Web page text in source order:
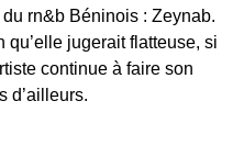
rn&b Béninois : Zeynab.
qu’elle jugerait flatteuse, si
continue à faire son
d’ailleurs.